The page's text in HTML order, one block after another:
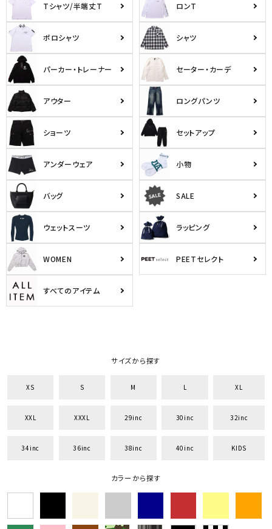
Tシャツ/半端丈T ロンT
ポロシャツ シャツ
パーカー・トレーナー セーター・カーデ
アウター ロングパンツ
ショーツ セットアップ
アンダーウェア 小物
バッグ SALE
ウェットスーツ ラッピング
WOMEN PEETセレクト
すべてのアイテム
サイズから探す
XS S M L XL
XXL XXXL 29inc 30inc 32inc
34inc 36inc 38inc 40inc KIDS
カラーから探す